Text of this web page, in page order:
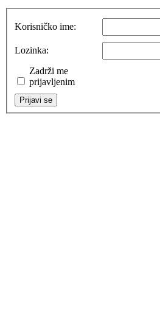
Korisničko ime:
Lozinka:
Zadrži me
prijavljenim
Prijavi se